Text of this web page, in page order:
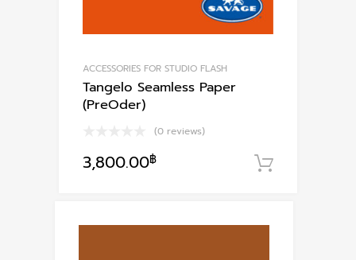
ACCESSORIES FOR STUDIO FLASH
Tangelo Seamless Paper
(PreOder)
(0 reviews)
3,800.00฿